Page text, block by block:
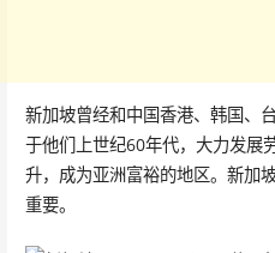
新加坡曾经和中国香港、韩国、
于他们上世纪60年代，大力发展
升，成为亚洲富裕的地区。新加
重要。